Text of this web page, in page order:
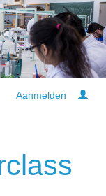
Aanmelden